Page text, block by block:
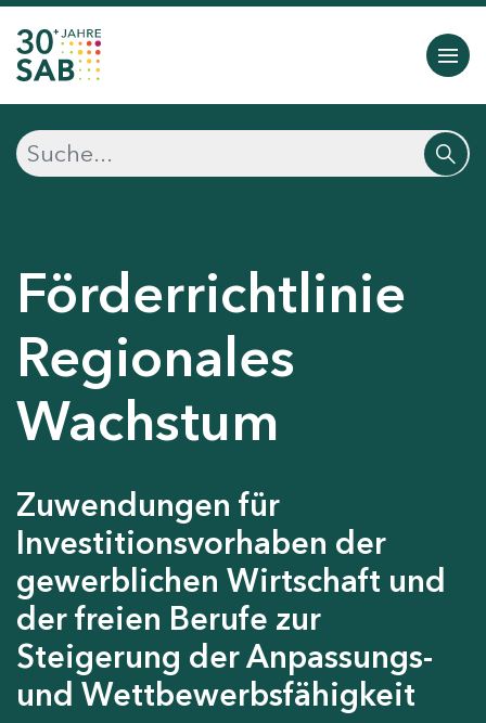
Förderrichtlinie
Regionales
Wachstum
Zuwendungen für
Investitionsvorhaben der
gewerblichen Wirtschaft und
der freien Berufe zur
Steigerung der Anpassungs-
und Wettbewerbsfähigkeit